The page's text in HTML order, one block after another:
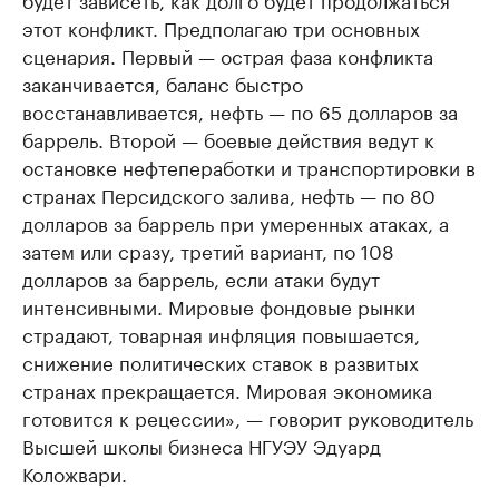
этот конфликт. Предполагаю три основных
сценария. Первый — острая фаза конфликта
заканчивается, баланс быстро
восстанавливается, нефть — по 65 долларов за
баррель. Второй — боевые действия ведут к
остановке нефтепеработки и транспортировки в
странах Персидского залива, нефть — по 80
долларов за баррель при умеренных атаках, а
затем или сразу, третий вариант, по 108
долларов за баррель, если атаки будут
интенсивными. Мировые фондовые рынки
страдают, товарная инфляция повышается,
снижение политических ставок в развитых
странах прекращается. Мировая экономика
готовится к рецессии», — говорит руководитель
Высшей школы бизнеса НГУЭУ Эдуард
Коложвари.